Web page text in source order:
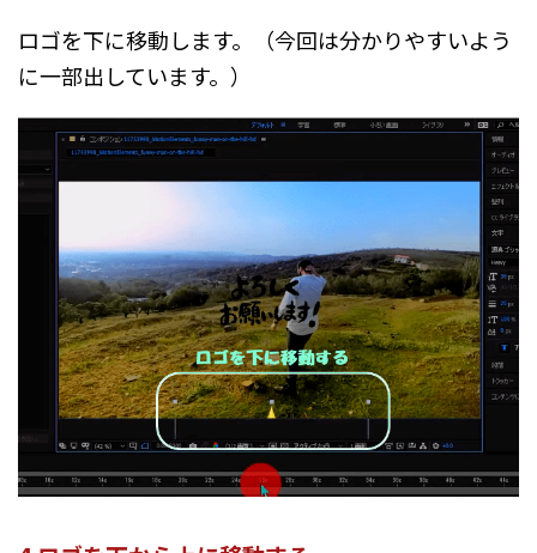
ロゴを下に移動します。（今回は分かりやすいよう
に一部出しています。）